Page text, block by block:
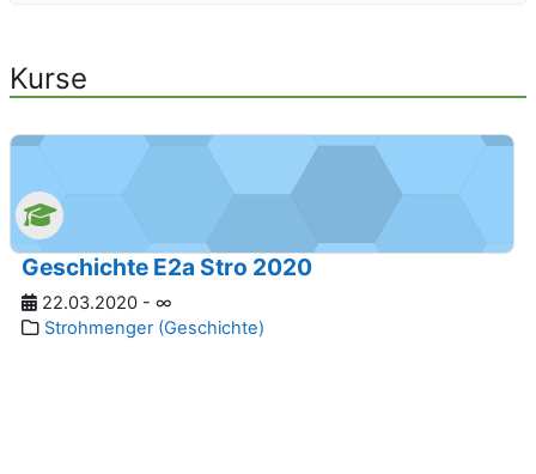
Kurse
Geschichte E2a Stro 2020
22.03.2020 - ∞
Strohmenger (Geschichte)